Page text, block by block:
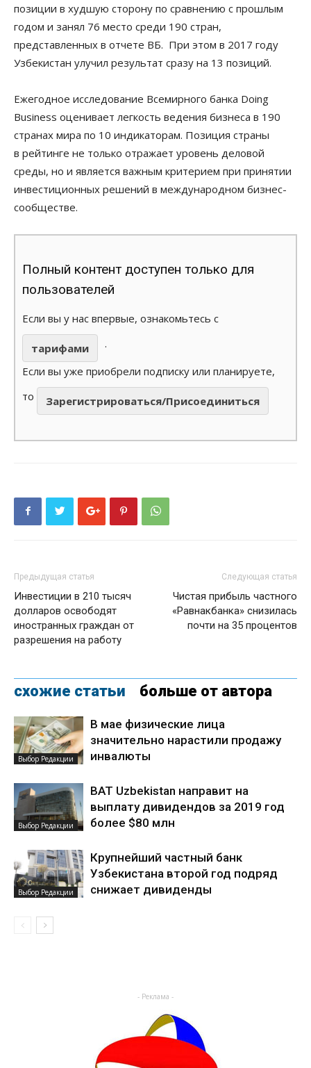
позиции в худшую сторону по сравнению с прошлым
годом и занял 76 место среди 190 стран,
представленных в отчете ВБ. При этом в 2017 году
Узбекистан улучил результат сразу на 13 позиций.
Ежегодное исследование Всемирного банка Doing
Business оценивает легкость ведения бизнеса в 190
странах мира по 10 индикаторам. Позиция страны
в рейтинге не только отражает уровень деловой
среды, но и является важным критерием при принятии
инвестиционных решений в международном бизнес-
сообществе.
Полный контент доступен только для
пользователей
Если вы у нас впервые, ознакомьтесь с
тарифами
.
Если вы уже приобрели подписку или планируете,
то
Зарегистрироваться/Присоединиться
Предыдущая статья
Инвестиции в 210 тысяч
долларов освободят
иностранных граждан от
разрешения на работу
Следующая статья
Чистая прибыль частного
«Равнакбанка» снизилась
почти на 35 процентов
схожие статьи больше от автора
Выбор Редакции
В мае физические лица
значительно нарастили продажу
инвалюты
Выбор Редакции
BAT Uzbekistan направит на
выплату дивидендов за 2019 год
более $80 млн
Выбор Редакции
Крупнейший частный банк
Узбекистана второй год подряд
снижает дивиденды
- Реклама -